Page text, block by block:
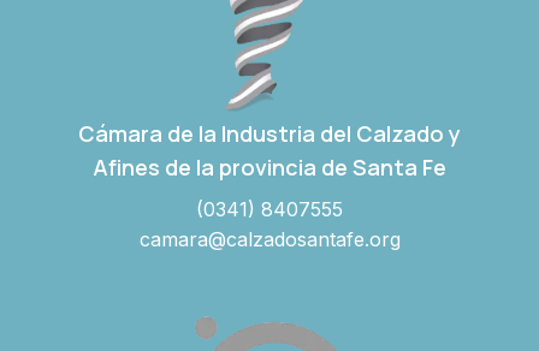
Cámara de la Industria del Calzado y
Afines de la provincia de Santa Fe
(0341) 8407555
camara@calzadosantafe.org